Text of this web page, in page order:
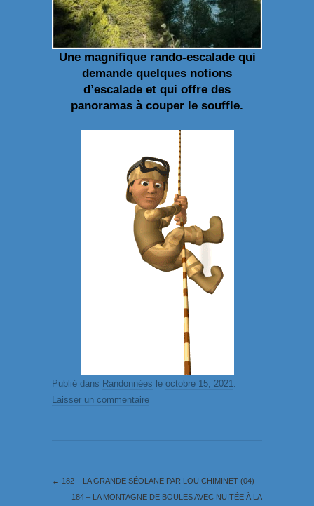
Une magnifique rando-escalade qui
demande quelques notions
d’escalade et qui offre des
panoramas à couper le souffle.
Publié dans Randonnées le octobre 15, 2021
Laisser un commentaire
← 182 – LA GRANDE SÉOLANE PAR LOU CHIMINET (04)
184 – LA MONTAGNE DE BOULES AVEC NUITÉE À LA